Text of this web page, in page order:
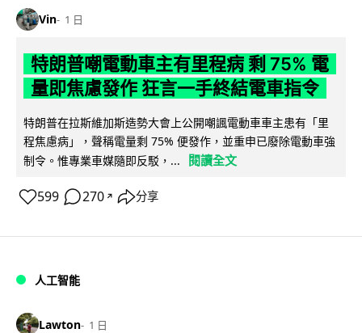
Vin 1 日
特朗普嘲電動車主有里程病 剩 75% 電
量即焦慮發作 狂言一手終結電車指令
特朗普在拉斯維加斯造勢大會上公開嘲諷電動車車主患有「里
程焦慮病」，聲稱電量剩 75% 便發作，並重申已廢除電動車強
制令。惟專業車媒隨即反駁，...
閱讀全文
599 270 ↗ 分享
人工智能
Lawton 1 日